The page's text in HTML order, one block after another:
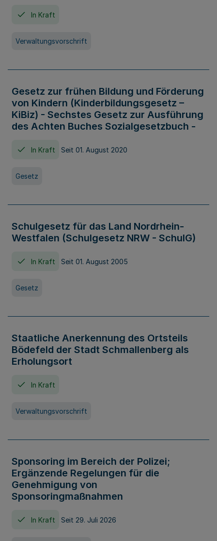
In Kraft
Verwaltungsvorschrift
Gesetz zur frühen Bildung und Förderung
von Kindern (Kinderbildungsgesetz –
KiBiz) - Sechstes Gesetz zur Ausführung
des Achten Buches Sozialgesetzbuch -
In Kraft Seit 01. August 2020
Gesetz
Schulgesetz für das Land Nordrhein-
Westfalen (Schulgesetz NRW - SchulG)
In Kraft Seit 01. August 2005
Gesetz
Staatliche Anerkennung des Ortsteils
Bödefeld der Stadt Schmallenberg als
Erholungsort
In Kraft
Verwaltungsvorschrift
Sponsoring im Bereich der Polizei;
Ergänzende Regelungen für die
Genehmigung von
Sponsoringmaßnahmen
In Kraft Seit 29. Juli 2026